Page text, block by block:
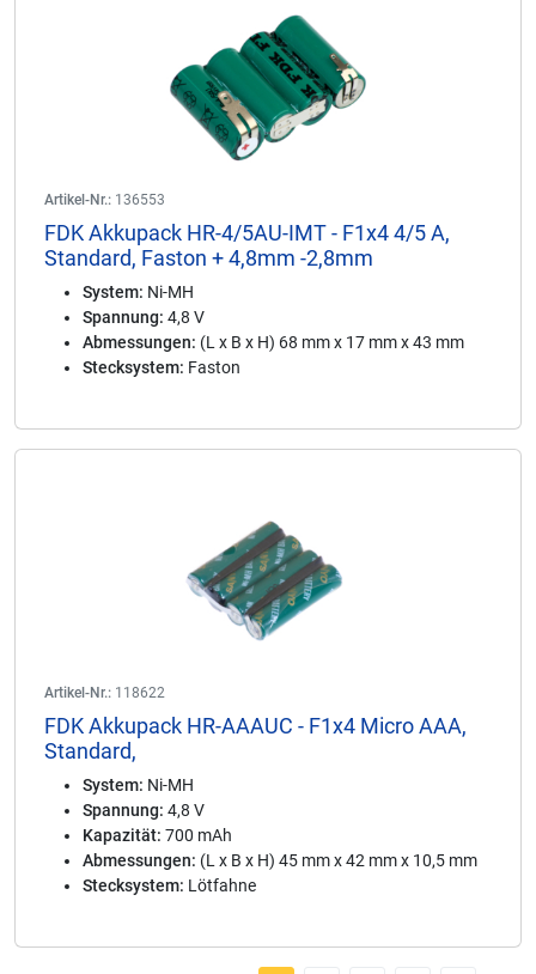
Artikel-Nr.: 136553
FDK Akkupack HR-4/5AU-IMT - F1x4 4/5 A,
Standard, Faston + 4,8mm -2,8mm
System: Ni-MH
Spannung: 4,8 V
Abmessungen: (L x B x H) 68 mm x 17 mm x 43 mm
Stecksystem: Faston
Artikel-Nr.: 118622
FDK Akkupack HR-AAAUC - F1x4 Micro AAA,
Standard,
System: Ni-MH
Spannung: 4,8 V
Kapazität: 700 mAh
Abmessungen: (L x B x H) 45 mm x 42 mm x 10,5 mm
Stecksystem: Lötfahne